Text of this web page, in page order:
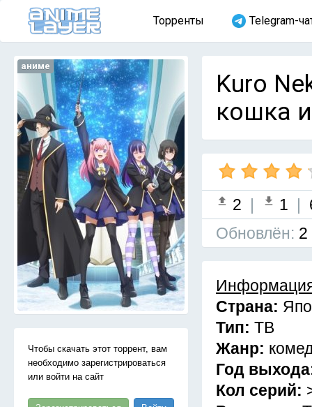
Торренты Telegram-
аниме
Чтобы скачать этот торрент, вам
необходимо зарегистрироваться
или войти на сайт
Kuro
кошка
2 | 1 |
Обновлён: 2
Страна:
Тип: ТВ
Жанр:
Год
Кол серий: